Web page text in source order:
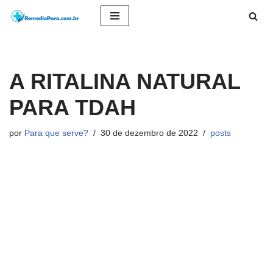
conteúdo
A RITALINA NATURAL
PARA TDAH
por Para que serve? 30 de dezembro de 2022 posts